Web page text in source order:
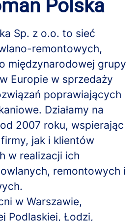
Polska
Sp. z o.o. to sieć
remontowych,
międzynarodowej grupy
Europie w sprzedaży
poprawiających
Działamy na
2007 roku, wspierając
firmy, jak i klientów
w realizacji ich
remontowych i
w Warszawie,
Podlaskiej, Łodzi,